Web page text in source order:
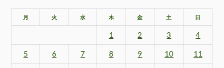
月 火 水 木 金 土 日
1 2 3 4
5 6 7 8 9 10 11